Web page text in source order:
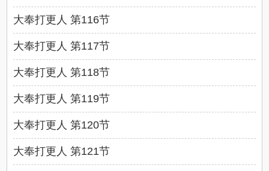
大奉打更人 第116节
大奉打更人 第117节
大奉打更人 第118节
大奉打更人 第119节
大奉打更人 第120节
大奉打更人 第121节